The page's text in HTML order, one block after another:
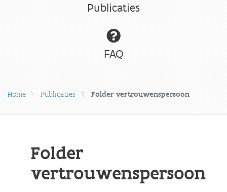
Publicaties
FAQ
Home Publicaties Folder vertrouwenspersoon
Folder
vertrouwenspersoon